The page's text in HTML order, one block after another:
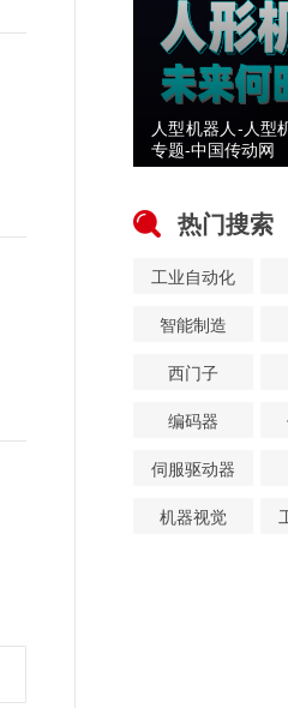
人型机器人-人型
专题-中国传动网
热门搜索
工业自动化
智能制造
西门子
编码器
伺服驱动器
机器视觉